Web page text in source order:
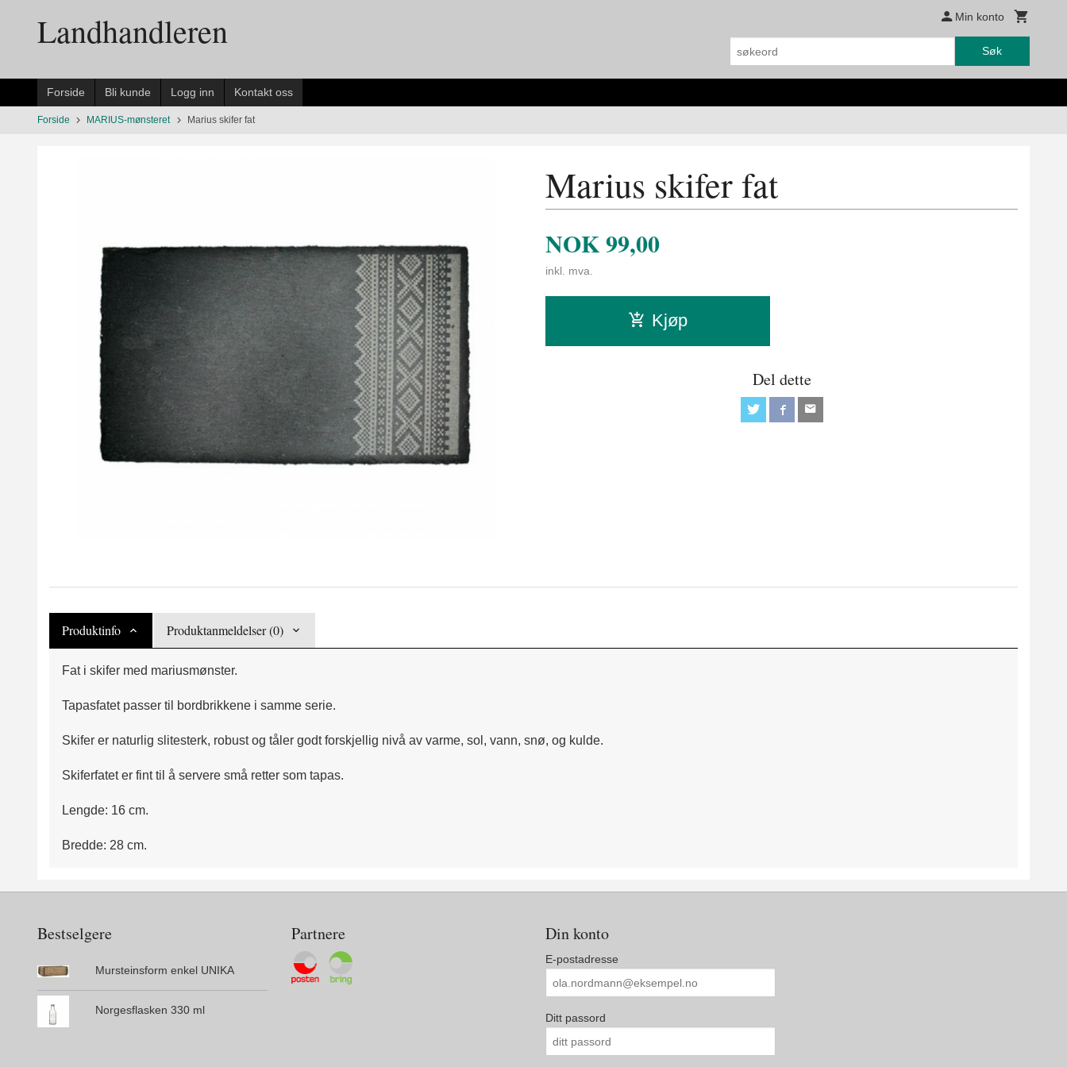
innholdetLandhandleren Min konto
Søk
Forside Bli kunde Logg inn Kontakt oss
Forside MARIUS-mønsteret Marius skifer fat
Marius skifer fat
NOK99,00
inkl. mva.
Kjøp
Del dette
Produktinfo Produktanmeldelser (0)
Fat i skifer med mariusmønster.
Tapasfatet passer til bordbrikkene i samme serie.
Skifer er naturlig slitesterk, robust og tåler godt forskjellig nivå av varme, sol, vann, snø, og kulde.
Skiferfatet er fint til å servere små retter som tapas.
Lengde: 16 cm.
Bredde: 28 cm.
Bestselgere
Mursteinsform enkel UNIKA
Norgesflasken 330 ml
Partnere Din konto
E-postadresse
Ditt passord